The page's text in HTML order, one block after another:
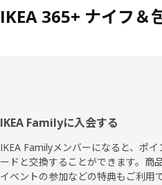
IKEA 365+ ナイフ＆
フ
ッ
タ
IKEA Familyに入会する
IKEA Familyメンバーになると、ポ
ードと交換することができます。商
イベントの参加などの特典もご利用